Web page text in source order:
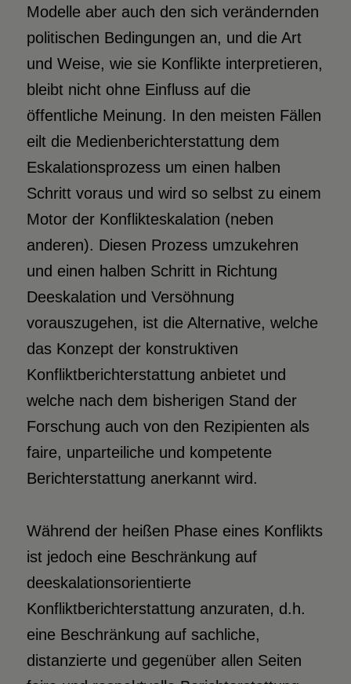
Modelle aber auch den sich verändernden
politischen Bedingungen an, und die Art
und Weise, wie sie Konflikte interpretieren,
bleibt nicht ohne Einfluss auf die
öffentliche Meinung. In den meisten Fällen
eilt die Medienberichterstattung dem
Eskalationsprozess um einen halben
Schritt voraus und wird so selbst zu einem
Motor der Konflikteskalation (neben
anderen). Diesen Prozess umzukehren
und einen halben Schritt in Richtung
Deeskalation und Versöhnung
vorauszugehen, ist die Alternative, welche
das Konzept der konstruktiven
Konfliktberichterstattung anbietet und
welche nach dem bisherigen Stand der
Forschung auch von den Rezipienten als
faire, unparteiliche und kompetente
Berichterstattung anerkannt wird.
Während der heißen Phase eines Konflikts
ist jedoch eine Beschränkung auf
deeskalationsorientierte
Konfliktberichterstattung anzuraten, d.h.
eine Beschränkung auf sachliche,
distanzierte und gegenüber allen Seiten